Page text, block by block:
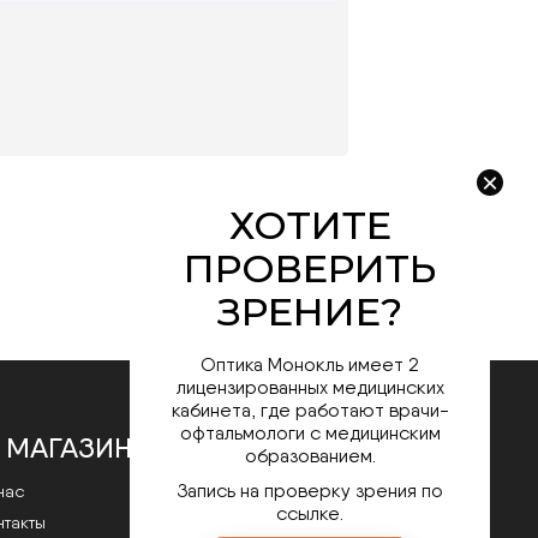
Оптика Монокль имеет 2
лицензированных медицинских
кабинета, где работают врачи-
офтальмологи с медицинским
образованием.
Запись на проверку зрения по
ссылке.